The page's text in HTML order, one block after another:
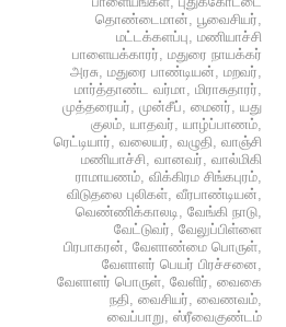
தொண்டைமான், பூவைசியர்,
மட்டக்களப்பு, மணியாச்சி
பாளையக்காரர், மதுரை நாயக்கர்
அரசு, மதுரை பாண்டியன், மறவர்,
மார்த்தாண்ட வர்மா, மிராசுதாரர்,
முத்தரையர், முன்சீப், மைனர், யது
குலம், யாதவர், யாழ்ப்பாணம்,
ரெட்டியார், வலையர், வழுதி, வாஞ்சி
மணியாச்சி, வானவர், வால்மிகி
ராமாயணம், விக்கிரம சிங்கபுரம்,
விடுதலை புலிகள், வீரபாண்டியன்,
வெண்ணிக்காலடி, வேங்கி நாடு,
வேட்டுவர், வேலுப்பிள்ளை
பிரபாகரன், வேளாண்மை பொருள்,
வேளாளர் பெயர் பிரச்சனை,
வேளாளர் பொருள், வேளிர், வைகை
நதி, வைசியர், வைணவம்,
வைப்பாறு, ஸ்ரீவைகுண்டம்